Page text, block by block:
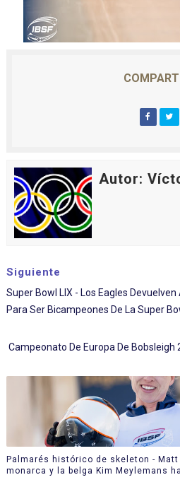
Autor:
Siguiente
Super Bowl LIX - Los Eagles
Para Ser Bicampeones De La Super
Campeonato De Europa De
Palmarés histórico de skeleton -
monarca y la belga Kim Meylemans